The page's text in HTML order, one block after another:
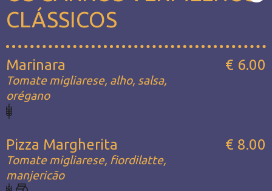
CLÁSSICOS
Marinara
Tomate migliarese, alho, salsa,
orégano
€ 6.00
Pizza Margherita
Tomate migliarese, fiordilatte,
manjericão
€ 8.00